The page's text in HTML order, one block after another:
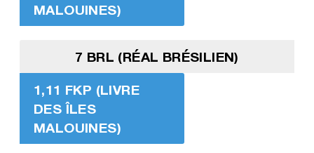
MALOUINES)
7 BRL (RÉAL BRÉSILIEN)
1,11 FKP (LIVRE
DES ÎLES
MALOUINES)